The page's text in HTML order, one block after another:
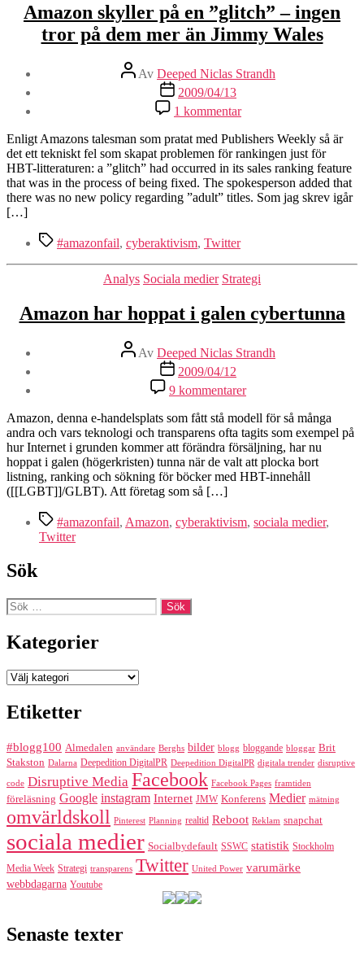
Amazon skyller på en ”glitch” – ingen
tror på dem mer än Jimmy Wales
Inläggsförfattare
Av Deeped Niclas Strandh
Inläggsdatum
2009/04/13
1 kommentartill
Amazon
skyller
på
en
”glitch”
–
på
mer
än
Wales
Enligt Amazons talesman som pratat med Publishers Weekly så är
det ett tekniskt fel som skapat problemen för rankingen just för
HBT-litteraturen: a ”glitch” had occurred in its sales ranking feature
that was in the process of being fixed. The spokesperson added that
there was no new policy regarding ”adult” titles. Som jag skrev igår
[…]
Etiketter
#amazonfail, cyberaktivism, Twitter
Kategorier
Analys Sociala medier Strategi
Amazon har hoppat i galen cybertunna
Inläggsförfattare
Av Deeped Niclas Strandh
Inläggsdatum
2009/04/12
9 kommentarertill
Amazon
har
hoppat
i
galen
cybertunna
Amazon, denna e-handelsplats som fått stå modell för så många
andra och vars teknologi och transparens ofta tagits som exempel på
hur Internet i grunden kommer att förändra försäljning, har nu
hoppat i galen (högerkristen) tunna när de valt att plocka bort
listning, ranking och sökning för böcker med HBT-innehåll
([[LGBT]]/GLBT). Att företag som så […]
Etiketter
#amazonfail, Amazon, cyberaktivism, sociala medier,
Twitter
Sök
Sök
efter:
Kategorier
Kategorier
Etiketter
#blogg100 Almedalen användare Berghs bilder blogg bloggande bloggar Brit
Stakston Dalarna Deepedition DigitalPR Deepedition DigitalPR digitala trender disruptive
code Disruptive Media Facebook Facebook Pages framtiden
föreläsning Google instagram Internet JMW Konferens Medier mätning
omvärldskoll Pinterest Planning realtid Reboot Reklam snapchat
sociala medier Socialbydefault SSWC statistik Stockholm
Media Week Strategi transparens Twitter United Power varumärke
webbdagarna Youtube
Senaste texter